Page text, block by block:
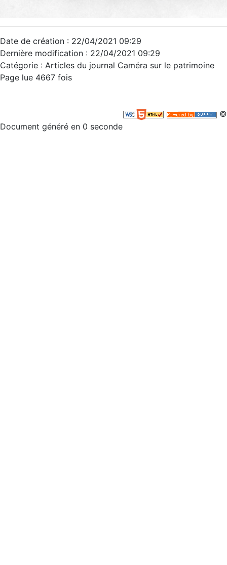
Date de création : 22/04/2021 09:29
Dernière modification : 22/04/2021 09:29
Catégorie : Articles du journal Caméra sur le patrimoine
Page lue 4667 fois
©
Document généré en 0 seconde